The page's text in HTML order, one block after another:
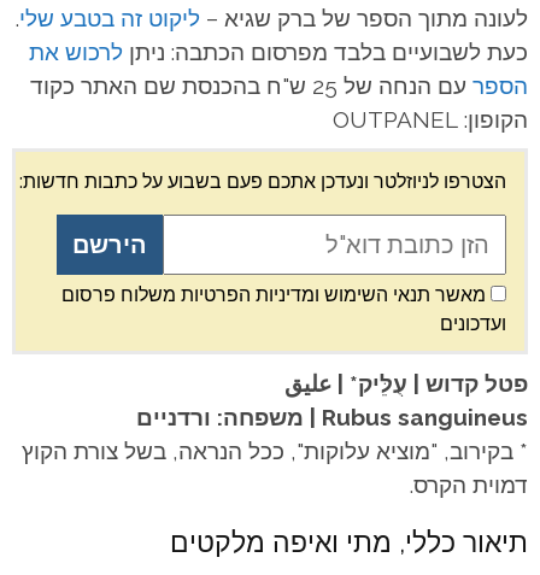
לעונה מתוך הספר של ברק שגיא – ליקוט זה בטבע שלי.
כעת לשבועיים בלבד מפרסום הכתבה: ניתן לרכוש את
הספר
עם הנחה של 25 ש"ח בהכנסת שם האתר כקוד
הקופון: OUTPANEL
הצטרפו לניוזלטר ונעדכן אתכם פעם בשבוע על כתבות חדשות:
מאשר תנאי השימוש ומדיניות הפרטיות משלוח פרסום
ועדכונים
פטל קדוש | עֻלֵּיק* | عليق
Rubus sanguineus | משפחה: ורדניים
* בקירוב, "מוציא עלוקות", ככל הנראה, בשל צורת הקוץ
דמוית הקרס.
תיאור כללי, מתי ואיפה מלקטים